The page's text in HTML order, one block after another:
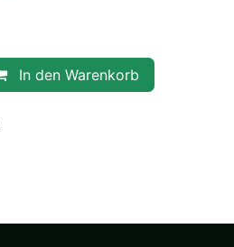
In den Warenkorb